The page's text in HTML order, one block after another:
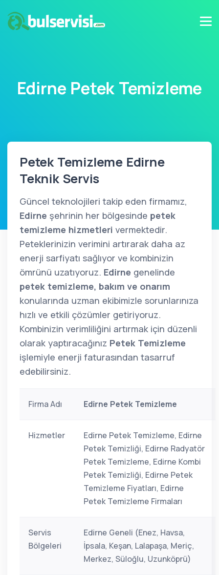
Edirne Petek Temizleme
Petek Temizleme Edirne
Teknik Servis
Güncel teknolojileri takip eden firmamız,
Edirne şehrinin her bölgesinde petek
temizleme hizmetleri vermektedir.
Peteklerinizin verimini artırarak daha az
enerji sarfiyatı sağlıyor ve kombinizin
ömrünü uzatıyoruz. Edirne genelinde
petek temizleme, bakım ve onarım
konularında uzman ekibimizle sorunlarınıza
hızlı ve etkili çözümler getiriyoruz.
Kombinizin verimliliğini artırmak için düzenli
olarak yaptıracağınız Petek Temizleme
işlemiyle enerji faturasından tasarruf
edebilirsiniz.
Firma Adı Edirne Petek Temizleme
Hizmetler
Edirne Petek Temizleme, Edirne
Petek Temizliği, Edirne Radyatör
Petek Temizleme, Edirne Kombi
Petek Temizliği, Edirne Petek
Temizleme Fiyatları, Edirne
Petek Temizleme Firmaları
Servis
Bölgeleri
Edirne Geneli (Enez, Havsa,
İpsala, Keşan, Lalapaşa, Meriç,
Merkez, Süloğlu, Uzunköprü)